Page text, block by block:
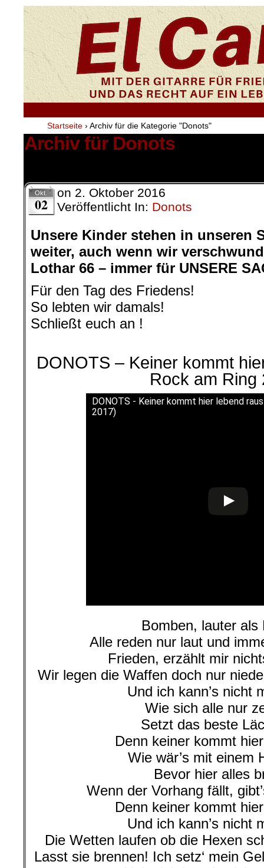
Startseite › Archiv für die Kategorie "Donots"
Archiv für Donots
Okt.
02
on 2. Oktober 2016
Veröffentlicht In: Donots
Unsere Kinder stehen in unseren
weiter, auch wenn wir
Lothar 66 – immer für UNSERE
Für den Tag des Friedens!
So lebten wir damals!
Schließt euch an !
DONOTS – Keiner kommt
Rock am Ring
DONOTS - Keiner kommt hier lebend
2017)
Bomben, lauter als
Alle reden nur laut und
Frieden, erzählt mir
Wir legen die Waffen doch nur
Und ich kann’s nicht
Wie sich alle nur
Setzt das beste
Denn keiner kommt
Wie wär’s mit einem
Bevor hier alles
Wenn der Vorhang fällt,
Denn keiner kommt
Und ich kann’s nicht
Die Wetten laufen ob die Hexen
Lasst sie brennen! Ich setz‘ mein